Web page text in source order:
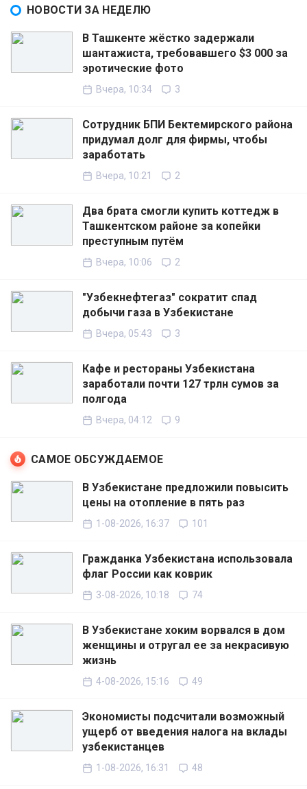
НОВОСТИ ЗА НЕДЕЛЮ
В Ташкенте жёстко задержали
шантажиста, требовавшего $3 000 за
эротические фото
Вчера, 10:34 3
Сотрудник БПИ Бектемирского района
придумал долг для фирмы, чтобы
заработать
Вчера, 10:21 2
Два брата смогли купить коттедж в
Ташкентском районе за копейки
преступным путём
Вчера, 10:06 2
"Узбекнефтегаз" сократит спад
добычи газа в Узбекистане
Вчера, 05:43 3
Кафе и рестораны Узбекистана
заработали почти 127 трлн сумов за
полгода
Вчера, 04:12 9
САМОЕ ОБСУЖДАЕМОЕ
В Узбекистане предложили повысить
цены на отопление в пять раз
1-08-2026, 16:37 101
Гражданка Узбекистана использовала
флаг России как коврик
3-08-2026, 10:18 74
В Узбекистане хоким ворвался в дом
женщины и отругал ее за некрасивую
жизнь
4-08-2026, 15:16 49
Экономисты подсчитали возможный
ущерб от введения налога на вклады
узбекистанцев
1-08-2026, 16:31 48